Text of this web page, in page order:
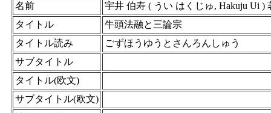
名前
宇井 伯寿 ( うい はくじゅ, Hakuju Ui )
タイトル
牛頭法融と三論宗
タイトル読み
ごずほうゆうとさんろんしゅう
サブタイトル
タイトル(欧文)
サブタイトル(欧文)